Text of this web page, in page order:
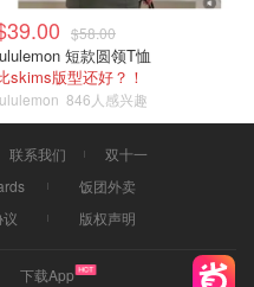
$58.00
短款圆领T恤
skims版型还好？！
846人感兴趣
联系我们
双十一
饭团外卖
版权声明
下载App